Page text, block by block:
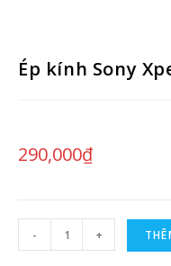
Ép kính Sony
290,000₫
- +